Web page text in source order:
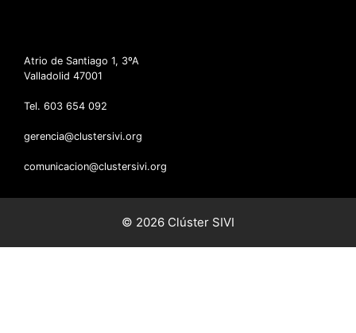
Atrio de Santiago 1, 3ºA
Valladolid 47001
Tel. 603 654 092
gerencia@clustersivi.org
comunicacion@clustersivi.org
© 2026 Clúster SIVI